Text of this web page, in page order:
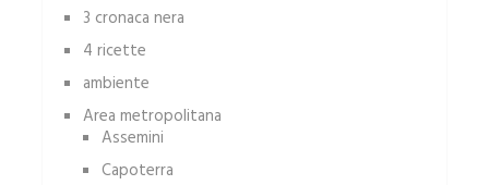
3 cronaca nera
4 ricette
ambiente
Area metropolitana
Assemini
Capoterra